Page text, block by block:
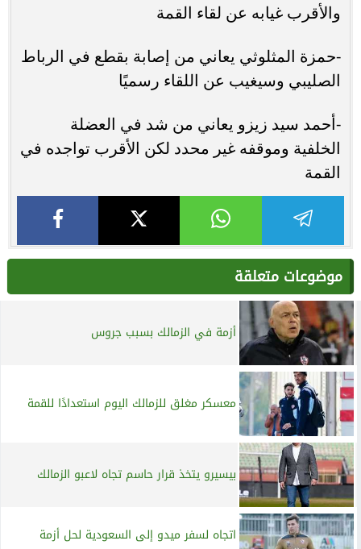
والأقرب غيابه عن لقاء القمة
-حمزة المثلوثي يعاني من إصابة بقطع في الرباط
الصليبي وسيغيب عن اللقاء رسميًا
-أحمد سيد زيزو يعاني من شد في العضلة
الخلفية وموقفه غير محدد لكن الأقرب تواجده في
القمة
موضوعات متعلقة
أزمة في الزمالك بسبب جروس
معسكر مغلق للزمالك اليوم استعدادًا للقمة
بيسيرو يتخذ قرار حاسم تجاه لاعبو الزمالك
اتجاه لسفر ميدو إلى السعودية لحل أزمة